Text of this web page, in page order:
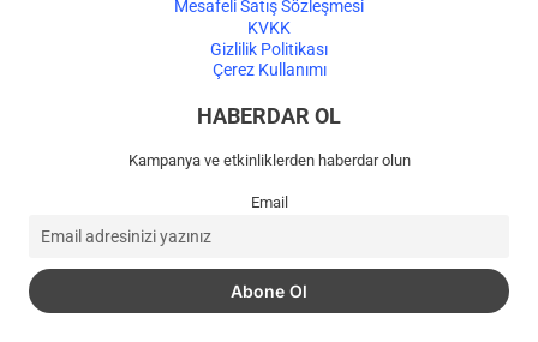
Mesafeli Satış Sözleşmesi
KVKK
Gizlilik Politikası
Çerez Kullanımı
HABERDAR OL
Kampanya ve etkinliklerden haberdar olun
Email